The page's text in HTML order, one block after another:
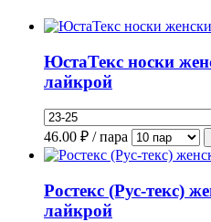
ЮстаТекс носки
лайкрой
46.00 ₽ / пара
Ростекс (Рус-текс)
лайкрой